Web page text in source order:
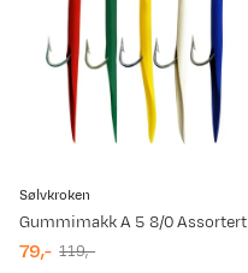
Sølvkroken
Gummimakk A 5 8/0 Assortert
discounted
79,-
original
119,-